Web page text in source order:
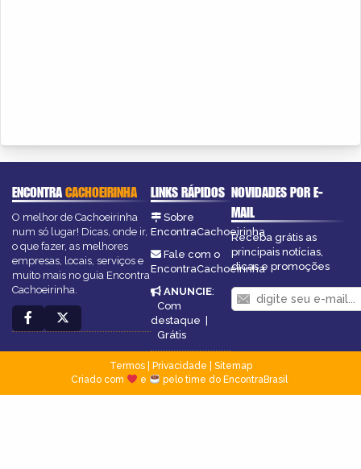
ENCONTRACACHOEIRINHA
O melhor de Cachoeirinha
num só lugar! Dicas, onde ir,
o que fazer, as melhores
empresas, locais, serviços e
muito mais no guia Encontra
Cachoeirinha.
LINKS RÁPIDOS
Sobre
EncontraCachoeirinha
Fale com o
EncontraCachoeirinha
ANUNCIE:
Com
destaque |
Grátis
NOVIDADES POR E-
MAIL
Receba grátis as
principais notícias,
dicas e promoções
Termos| Privacidade
Sitemap
Criado com
e pelo time do EncontraBrasil